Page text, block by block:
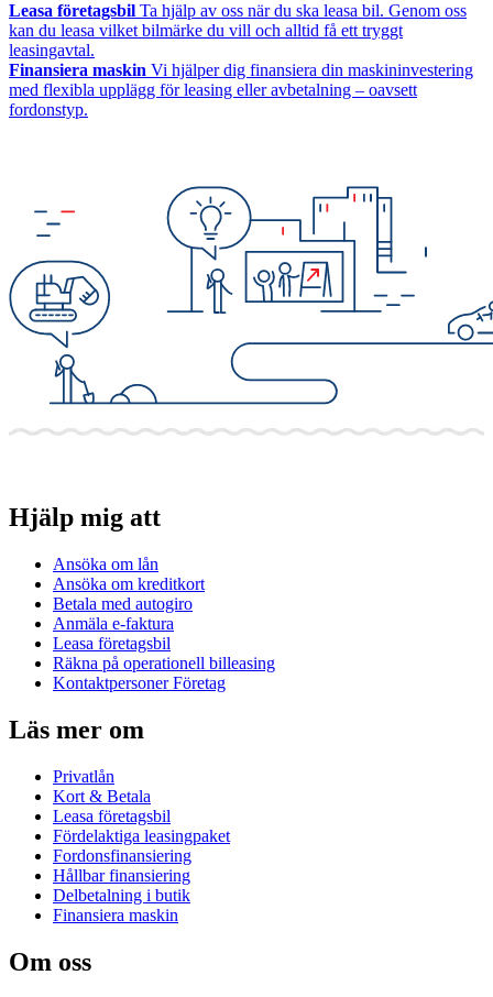
Leasa företagsbil Ta hjälp av oss när du ska leasa bil. Genom oss
kan du leasa vilket bilmärke du vill och alltid få ett tryggt
leasingavtal.
Finansiera maskin Vi hjälper dig finansiera din maskininvestering
med flexibla upplägg för leasing eller avbetalning – oavsett
fordonstyp.
Hjälp mig att
Ansöka om lån
Ansöka om kreditkort
Betala med autogiro
Anmäla e-faktura
Leasa företagsbil
Räkna på operationell billeasing
Kontaktpersoner Företag
Läs mer om
Privatlån
Kort & Betala
Leasa företagsbil
Fördelaktiga leasingpaket
Fordonsfinansiering
Hållbar finansiering
Delbetalning i butik
Finansiera maskin
Om oss